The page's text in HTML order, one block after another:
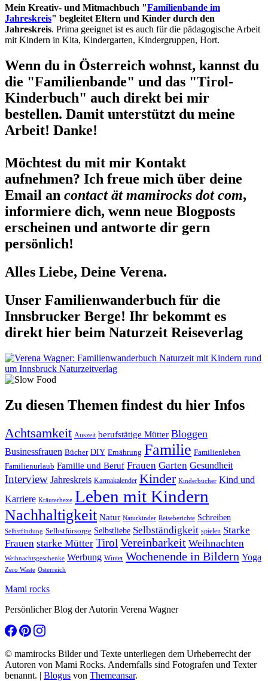
Mein Kreativ- und Mitmachbuch "Familienbande im
Jahreskreis" begleitet Eltern und Kinder durch den
Jahreskreis. Prima geeignet ist es auch für die pädagogische Arbeit
mit Kindern in Kita, Kindergarten, Kindergruppen, Hort.
Wenn du in Österreich wohnst, kannst du
die "Familienbande" und das "Tirol-
Kinderbuch" auch direkt bei mir
bestellen. Damit unterstützt du meine
Arbeit! Danke!
Möchtest du mit mir Kontakt
aufnehmen? Ich freue mich über deine
Email an contact ät mamirocks dot com,
informiere dich, wenn neue Blogposts
erscheinen und antworte dir gern
persönlich!
Alles Liebe, Deine Verena.
Unser Familienwanderbuch für die
Innsbrucker Berge! Ihr bekommt es
direkt hier beim Naturzeit Reiseverlag
Zu diesen Themen findest du hier Infos
Achtsamkeit Auszeit berufstätige Mütter Bloggen
Businessfrauen Bücher DIY Ernährung Familie Familienleben
Familienurlaub Familie und Beruf Frauen Garten Gesundheit
Interview Jahreskreis Karmakalender Kinder Kinderbücher Kind und
Karriere Kräuterhexe Leben mit Kindern
Nachhaltigkeit Natur Naturkinder Reiseberichte Schreiben
Selbstfindung Selbstfürsorge Selbstliebe Selbständigkeit spielen Starke
Frauen starke Mütter Tirol Vereinbarkeit Weihnachten
Weihnachtsgeschenke Werbung Winter Wochenende in Bildern Yoga
Zero Waste Österreich
Mami rocks
Persönlicher Blog der Autorin Verena Wagner
© mamirocks Bilder und Texte unterliegen dem Urheberrecht der
Autoren von Mami Rocks. Andernfalls sind Fotografen und Texter
benannt. | Blogus von Themeansar.